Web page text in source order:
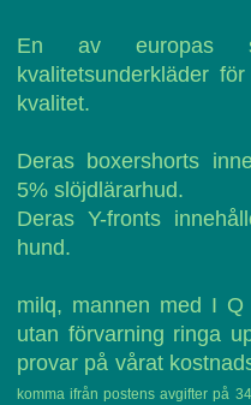
En av europas
kvalitetsunderkläder
kvalitet.
Deras boxershorts
5% slöjdlärarhud.
Deras Y-fronts
hund.
milq, mannen med I
utan förvarning ringa
provar på vårat
komma ifrån postens avgifter på